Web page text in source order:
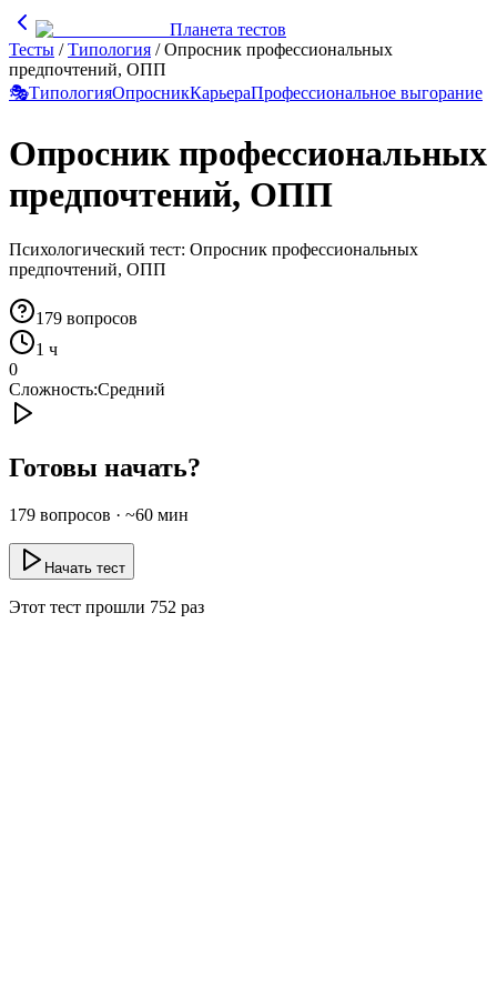
Планета тестов
Тесты /Типология /Опросник профессиональных
предпочтений, ОПП
🎭ТипологияОпросникКарьераПрофессиональное выгорание
Опросник профессиональных
предпочтений, ОПП
Психологический тест: Опросник профессиональных
предпочтений, ОПП
179 вопросов
1 ч
0
Сложность:Средний
Готовы начать?
179 вопросов · ~60 мин
Начать тест
Этот тест прошли 752 раз